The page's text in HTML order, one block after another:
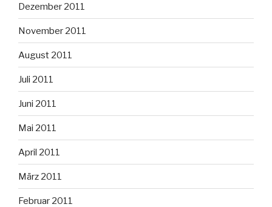
Dezember 2011
November 2011
August 2011
Juli 2011
Juni 2011
Mai 2011
April 2011
März 2011
Februar 2011